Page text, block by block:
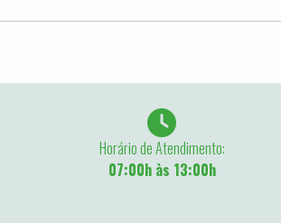
Horário de Atendimento:
07:00h às 13:00h